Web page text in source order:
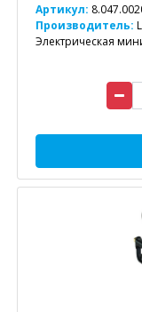
Артикул:
Производитель:
Электрическая